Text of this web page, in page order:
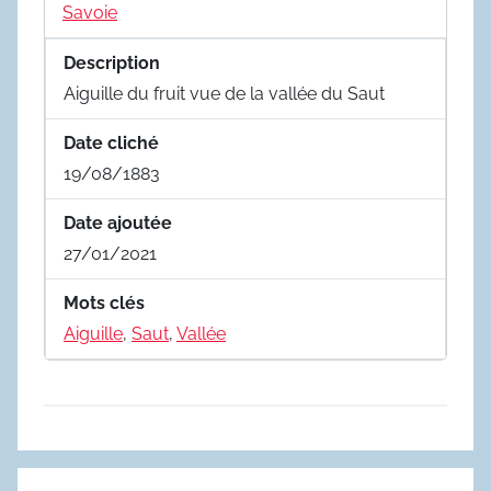
Savoie
Description
Aiguille du fruit vue de la vallée du Saut
Date cliché
19/08/1883
Date ajoutée
27/01/2021
Mots clés
Aiguille, Saut, Vallée